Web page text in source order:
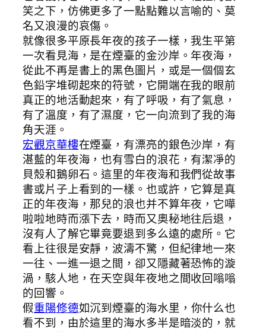
笑之下，仿佛更多了一點點難以言喻的、莫
名又浪漫的哀傷。
就像很多平原長年夜的孩子一樣，我生平第
一次看見海，是在煙臺的金沙岸。年夜海，
從此不再是書上的黑色圖片，或是一個個玄
色鉛字堆砌起來的符號，它開端在我的眼前
真正的地活動起來，有了呼吸，有了氣息，
有了溫度，有了濕度，它一向流到了我的海
角天涯。
宏觀京華樓在煙臺，有漂亮的銀色沙岸，有
湛藍的年夜海，也有雪白的浪花，有潔凈的
貝殼和鵝卵石。這里的年夜海和我們從故事
書或片子上看到的一樣。也或許，它算是真
正的年夜海，那兒的浪也并不算年夜，它嘩
啦啦地時而漲下去，時而又奧秘地往后退，
沒有人了解它畢竟要退到多么遠的處所。它
看上往很是安靜，波濤不驚，但紀律地一來
一往、一進一退之間，卻又隱藏著恐怖的漩
渦，駭人地，在天空與年夜地之間收回嗡嗡
的回響。
假重陽修德如沉到煙臺的海水里，你什么也
看不到，由於這里的海水多半是暗淡的，就